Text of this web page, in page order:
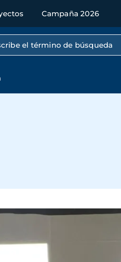
Campaña 2026
por texto completo